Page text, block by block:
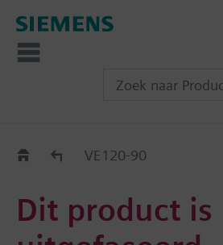
Old2NewVE120-90
Dit product is